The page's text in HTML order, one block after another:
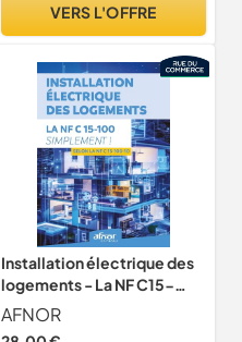
VERS L'OFFRE
Installation électrique des
logements - La NF C15-
100-10 simplement !: Selon
la NF C 15-100-10
AFNOR